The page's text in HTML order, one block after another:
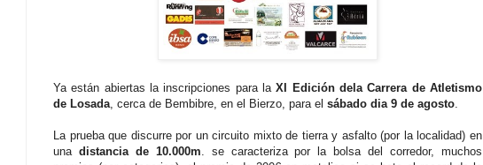
Ya están abiertas la inscripciones para laXI Edición dela Carrera de Atletismo
de Losada, cerca de Bembibre, en el Bierzo, para el sábado dia 9 de agosto.
La prueba que discurre por un circuito mixto de tierra y asfalto (por la localidad) en
una distancia de 10.000m. se caracteriza por la bolsa del corredor, muchos